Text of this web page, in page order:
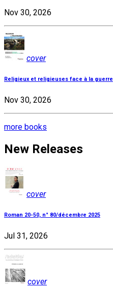
Nov 30, 2026
cover
Religieux et religieuses face à la guerre
Nov 30, 2026
more books
New Releases
cover
Roman 20-50, n° 80/décembre 2025
Jul 31, 2026
cover